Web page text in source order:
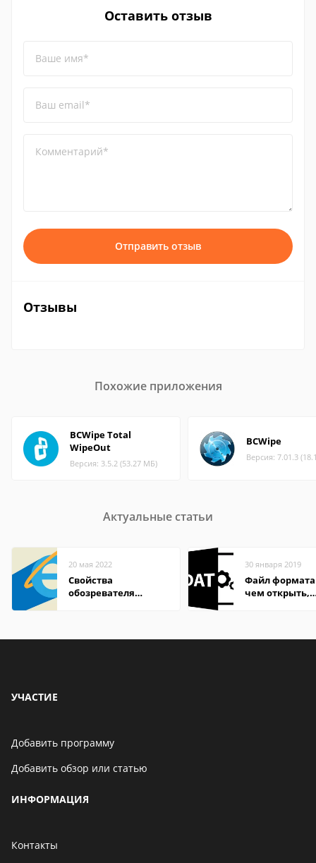
Оставить отзыв
Ваше имя*
Ваш email*
Комментарий*
Отправить отзыв
Отзывы
Похожие приложения
BCWipe Total
WipeOut
Версия: 3.5.2 (53.27 МБ)
BCWipe
Версия: 7.01.3
Актуальные статьи
20 мая 2022
Свойства
обозревателя
30 января 2019
Файл формата
чем открыть,
УЧАСТИЕ
Добавить программу
Добавить обзор или статью
ИНФОРМАЦИЯ
Контакты